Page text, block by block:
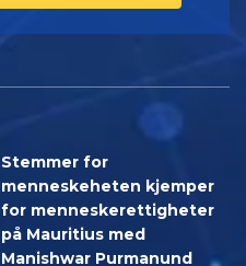
Stemmer for
menneskeheten kjemper
for menneskerettigheter
på Mauritius med
Manishwar Purmanund